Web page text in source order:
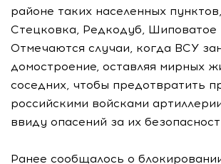
районе таких населенных
Стецковка, Редкодуб, Шиповатое
Отмечаются случаи, когда ВСУ
домостроение, оставляя мирных
соседних, чтобы предотвратить
российскими войсками
ввиду опасений за их
Ранее сообщалось о